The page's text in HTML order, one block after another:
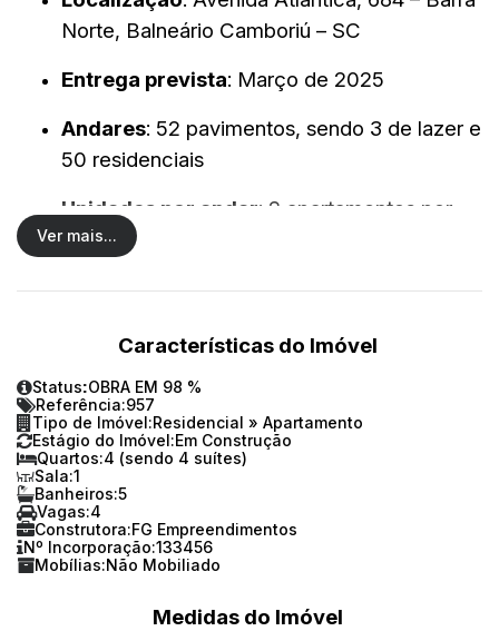
Norte, Balneário Camboriú – SC
Entrega prevista: Março de 2025
Andares: 52 pavimentos, sendo 3 de lazer e
50 residenciais
Unidades por andar: 2 apartamentos por
andar (10º ao 50º andar); 1 apartamento por
com sala de banho e banheira de imersão
Vagas de garagem:3 vagas
Diferenciais
View, infraestrutura para automação,
aspiração central, aquecedor de passagem,
Ver mais...
Características do Imóvel
Status:OBRA EM 98 %
Referência:957
Tipo de Imóvel:Residencial » Apartamento
Estágio do Imóvel:Em Construção
Quartos:4 (sendo 4 suítes)
Sala:1
Banheiros:5
Vagas:4
Construtora:FG Empreendimentos
Nº Incorporação:133456
Mobílias:Não Mobiliado
Medidas do Imóvel